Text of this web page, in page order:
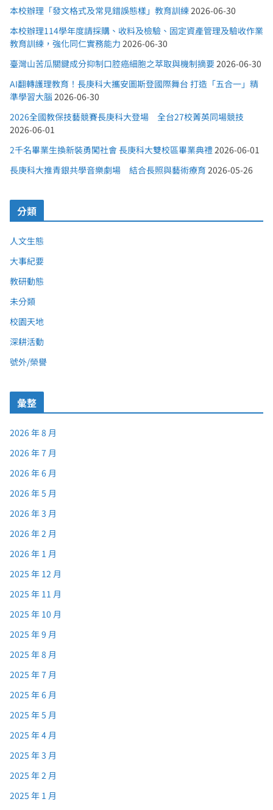
本校辦理「發文格式及常見錯誤態樣」教育訓練 2026-06-30
本校辦理114學年度請採購、收料及檢驗、固定資產管理及驗收作業
教育訓練，強化同仁實務能力 2026-06-30
臺灣山苦瓜關鍵成分抑制口腔癌細胞之萃取與機制摘要 2026-06-30
AI翻轉護理教育！長庚科大攜安圖斯登國際舞台 打造「五合一」精
準學習大腦 2026-06-30
2026全國教保技藝競賽長庚科大登場 全台27校菁英同場競技
2026-06-01
2千名畢業生換新裝勇闖社會 長庚科大雙校區畢業典禮 2026-06-01
長庚科大推青銀共學音樂劇場 結合長照與藝術療育 2026-05-26
分類
人文生態
大事紀要
教研動態
未分類
校園天地
深耕活動
號外/榮譽
彙整
2026 年 8 月
2026 年 7 月
2026 年 6 月
2026 年 5 月
2026 年 3 月
2026 年 2 月
2026 年 1 月
2025 年 12 月
2025 年 11 月
2025 年 10 月
2025 年 9 月
2025 年 8 月
2025 年 7 月
2025 年 6 月
2025 年 5 月
2025 年 4 月
2025 年 3 月
2025 年 2 月
2025 年 1 月